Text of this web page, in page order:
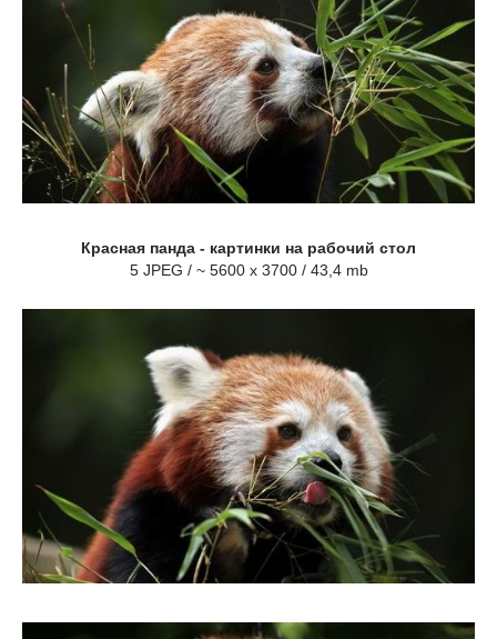
Красная панда - картинки на рабочий стол
5 JPEG / ~ 5600 x 3700 / 43,4 mb